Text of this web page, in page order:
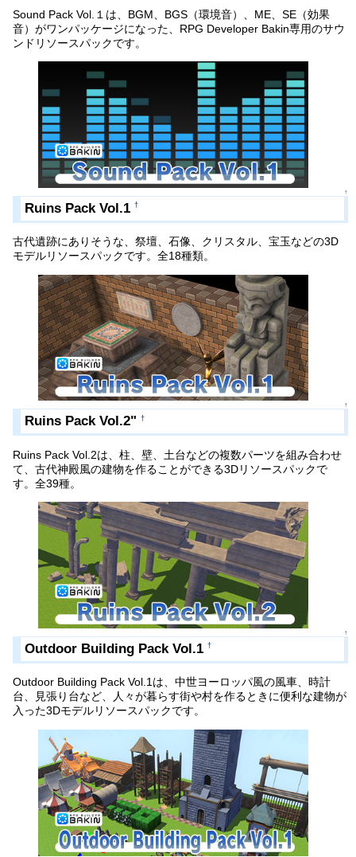
Sound Pack Vol.１は、BGM、BGS（環境音）、ME、SE（効果
音）がワンパッケージになった、RPG Developer Bakin専用のサウ
ンドリソースパックです。
↑
Ruins Pack Vol.1 †
古代遺跡にありそうな、祭壇、石像、クリスタル、宝玉などの3D
モデルリソースパックです。全18種類。
↑
Ruins Pack Vol.2" †
Ruins Pack Vol.2は、柱、壁、土台などの複数パーツを組み合わせ
て、古代神殿風の建物を作ることができる3Dリソースパックで
す。全39種。
↑
Outdoor Building Pack Vol.1 †
Outdoor Building Pack Vol.1は、中世ヨーロッパ風の風車、時計
台、見張り台など、人々が暮らす街や村を作るときに便利な建物が
入った3Dモデルリソースパックです。